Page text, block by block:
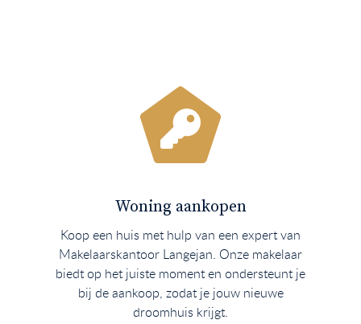
Woning aankopen
Koop een huis met hulp van een expert van
Makelaarskantoor Langejan. Onze makelaar
biedt op het juiste moment en ondersteunt je
bij de aankoop, zodat je jouw nieuwe
droomhuis krijgt.